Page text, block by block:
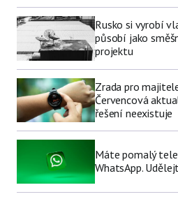
Rusko si vyrobí
působí jako
projektu
Zrada pro
Červencová
řešení neexistuje
Máte pomalý
WhatsApp.